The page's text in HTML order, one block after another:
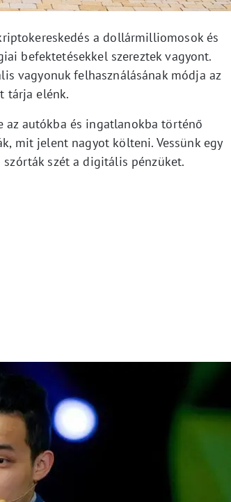
a dollármilliomosok és
befektetésekkel szereztek vagyont.
vagyonuk felhasználásának módja az
tárja elénk.
az autókba és ingatlanokba történő
mit jelent nagyot költeni. Vessünk egy
szét a digitális pénzüket.